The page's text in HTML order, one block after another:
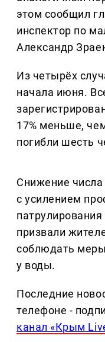
этом сообщил
инспектор по
Александр
Из четырёх
начала июня.
17% меньше,
погибли шесть
Снижение
с усилением
призвали
соблюдать
у воды.
Последние
телефоне -
канал «Крым